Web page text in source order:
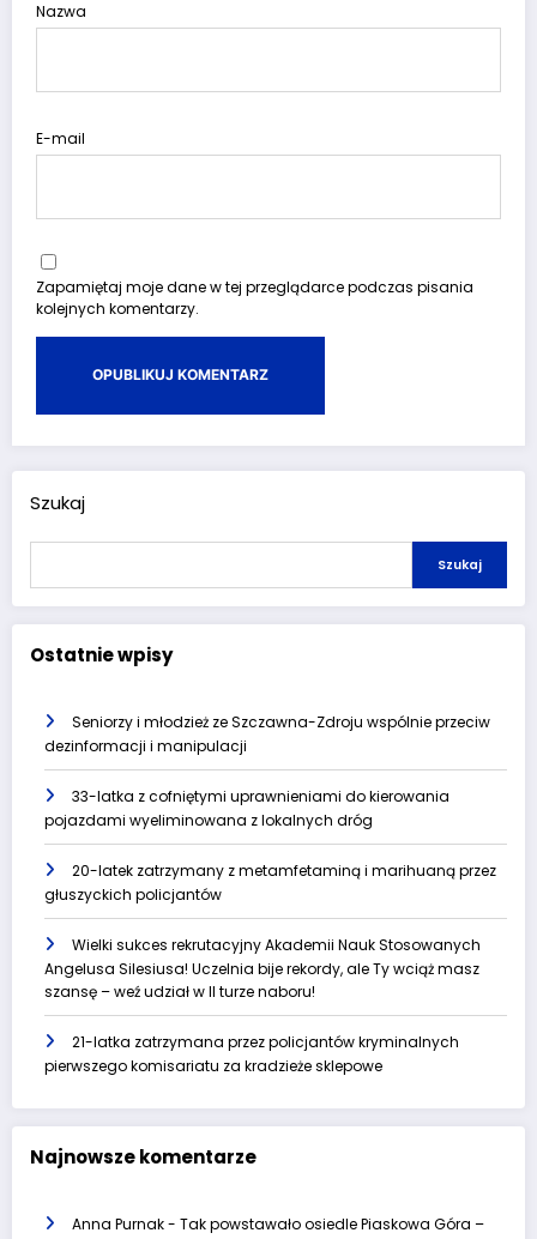
Nazwa
E-mail
Zapamiętaj moje dane w tej przeglądarce podczas pisania
kolejnych komentarzy.
Szukaj
Szukaj
Ostatnie wpisy
Seniorzy i młodzież ze Szczawna-Zdroju wspólnie przeciw
dezinformacji i manipulacji
33-latka z cofniętymi uprawnieniami do kierowania
pojazdami wyeliminowana z lokalnych dróg
20-latek zatrzymany z metamfetaminą i marihuaną przez
głuszyckich policjantów
Wielki sukces rekrutacyjny Akademii Nauk Stosowanych
Angelusa Silesiusa! Uczelnia bije rekordy, ale Ty wciąż masz
szansę – weź udział w II turze naboru!
21-latka zatrzymana przez policjantów kryminalnych
pierwszego komisariatu za kradzieże sklepowe
Najnowsze komentarze
Anna Purnak- Tak powstawało osiedle Piaskowa Góra –